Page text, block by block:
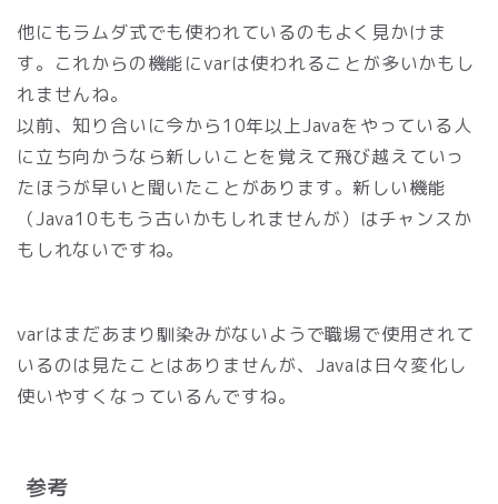
他にもラムダ式でも使われているのもよく見かけま
す。これからの機能にvarは使われることが多いかもし
れませんね。
以前、知り合いに今から10年以上Javaをやっている人
に立ち向かうなら新しいことを覚えて飛び越えていっ
たほうが早いと聞いたことがあります。新しい機能
（Java10ももう古いかもしれませんが）はチャンスか
もしれないですね。
varはまだあまり馴染みがないようで職場で使用されて
いるのは見たことはありませんが、Javaは日々変化し
使いやすくなっているんですね。
参考